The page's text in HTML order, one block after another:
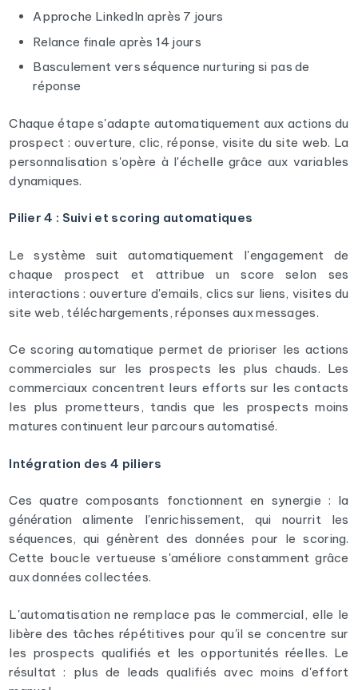
Approche LinkedIn après 7 jours
Relance finale après 14 jours
Basculement vers séquence nurturing si pas de
réponse
Chaque étape s'adapte automatiquement aux actions du
prospect : ouverture, clic, réponse, visite du site web. La
personnalisation s'opère à l'échelle grâce aux variables
dynamiques.
Pilier 4 : Suivi et scoring automatiques
Le système suit automatiquement l'engagement de
chaque prospect et attribue un score selon ses
interactions : ouverture d'emails, clics sur liens, visites du
site web, téléchargements, réponses aux messages.
Ce scoring automatique permet de prioriser les actions
commerciales sur les prospects les plus chauds. Les
commerciaux concentrent leurs efforts sur les contacts
les plus prometteurs, tandis que les prospects moins
matures continuent leur parcours automatisé.
Intégration des 4 piliers
Ces quatre composants fonctionnent en synergie : la
génération alimente l'enrichissement, qui nourrit les
séquences, qui génèrent des données pour le scoring.
Cette boucle vertueuse s'améliore constamment grâce
aux données collectées.
L'automatisation ne remplace pas le commercial, elle le
libère des tâches répétitives pour qu'il se concentre sur
les prospects qualifiés et les opportunités réelles. Le
résultat : plus de leads qualifiés avec moins d'effort